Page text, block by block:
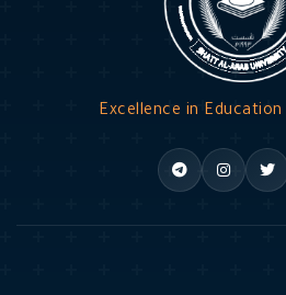
Excellence in Education